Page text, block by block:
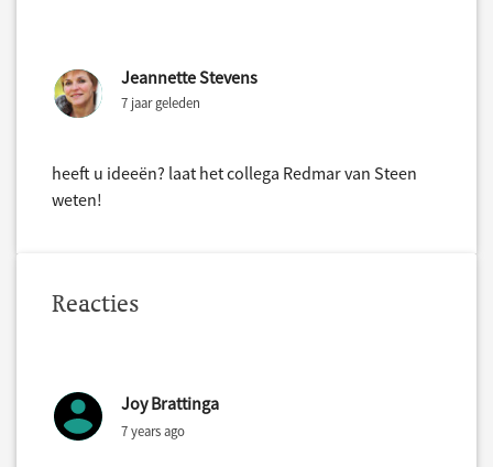
Jeannette Stevens
7 jaar geleden
heeft u ideeën? laat het collega Redmar van Steen
weten!
Reacties
Joy Brattinga
7 years ago